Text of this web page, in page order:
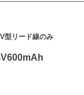
型リード線のみ